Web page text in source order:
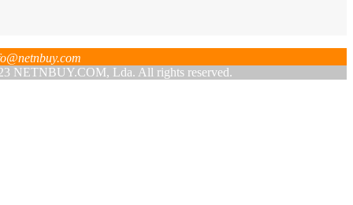
NETNBUY.COM, Lda. All rights reserved.